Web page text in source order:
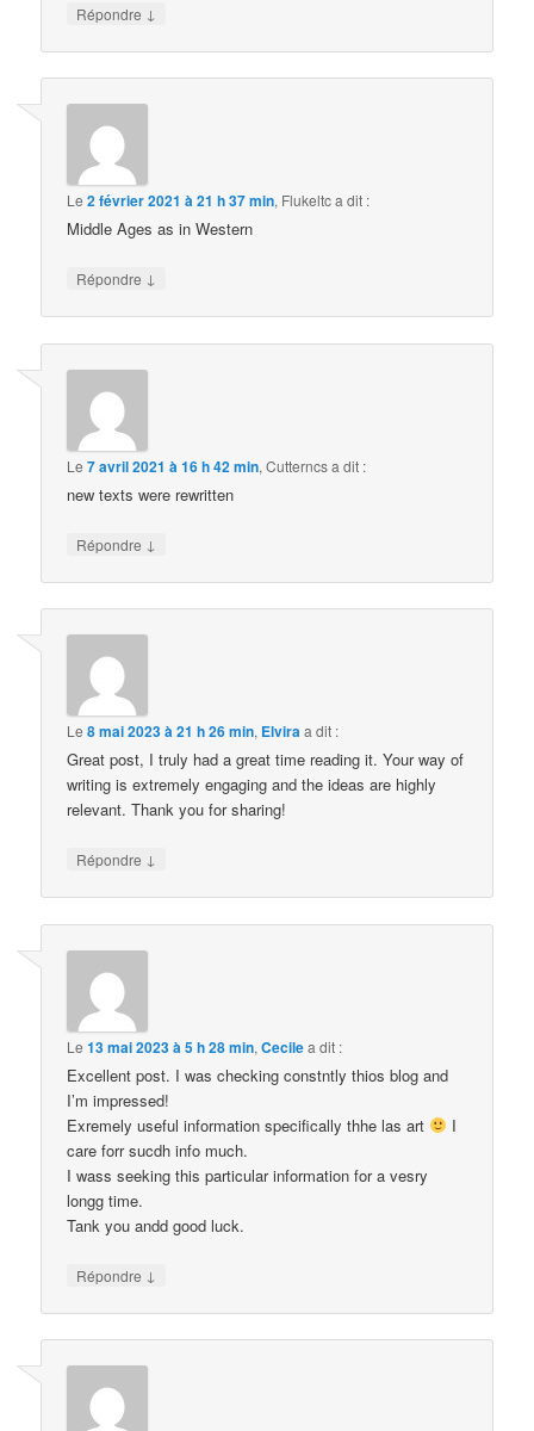
Répondre ↓
Le2 février 2021 à 21 h 37 min, Flukeltca dit :
Middle Ages as in Western
Répondre ↓
Le7 avril 2021 à 16 h 42 min,Cutterncsa dit :
new texts were rewritten
Répondre ↓
Le8 mai 2023 à 21 h 26 min, Elviraa dit :
Great post, I truly had a great time reading it. Your way of
writing is extremely engaging and the ideas are highly
relevant. Thank you for sharing!
Répondre ↓
Le13 mai 2023 à 5 h 28 min,Cecilea dit :
Excellent post. I was checking constntly thios blog and
I’m impressed!
Exremely useful information specifically thhe las art
I
care forr sucdh info much.
I wass seeking this particular information for a vesry
longg time.
Tank you andd good luck.
Répondre ↓